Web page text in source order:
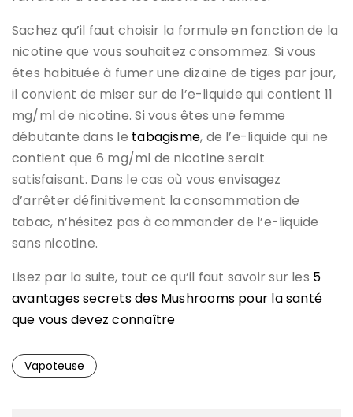
Sachez qu’il faut choisir la formule en fonction de la
nicotine que vous souhaitez consommez. Si vous
êtes habituée à fumer une dizaine de tiges par jour,
il convient de miser sur de l’e-liquide qui contient 11
mg/ml de nicotine. Si vous êtes une femme
débutante dans le tabagisme, de l’e-liquide qui ne
contient que 6 mg/ml de nicotine serait
satisfaisant. Dans le cas où vous envisagez
d’arrêter définitivement la consommation de
tabac, n’hésitez pas à commander de l’e-liquide
sans nicotine.
Lisez par la suite, tout ce qu’il faut savoir sur les 5
avantages secrets des Mushrooms pour la santé
que vous devez connaître
Vapoteuse